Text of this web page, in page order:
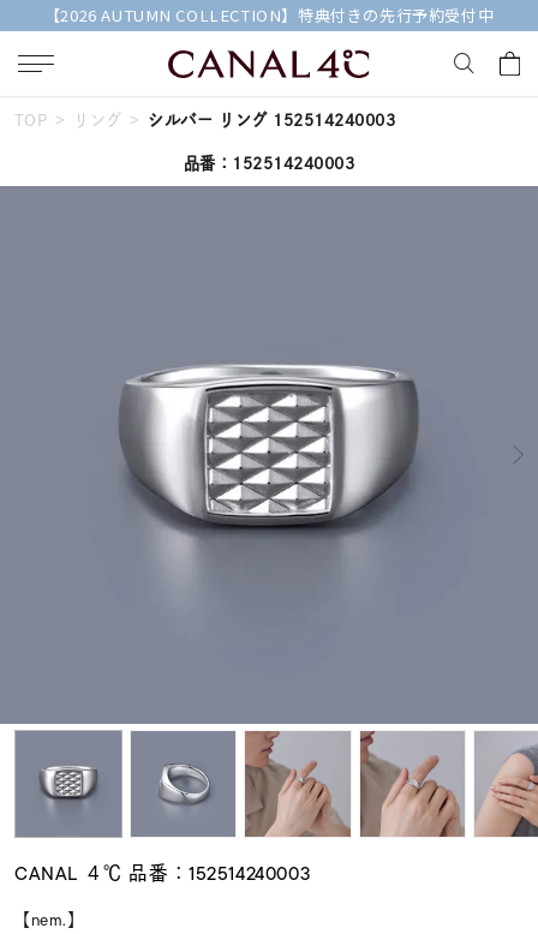
【2026 AUTUMN COLLECTION】特典付きの先行予約受付中
キーワードで検索する
すべてのジュエリー
TOP リング シルバー リング 152514240003
品番：152514240003
CANAL ４℃ 品番：152514240003
【nem.】